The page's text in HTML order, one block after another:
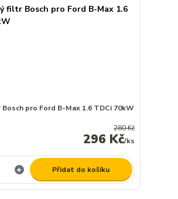
pro Ford B-Max 1.6 TDCi 70kW
280 Kč
296 Kč/ks
Přidat do košíku